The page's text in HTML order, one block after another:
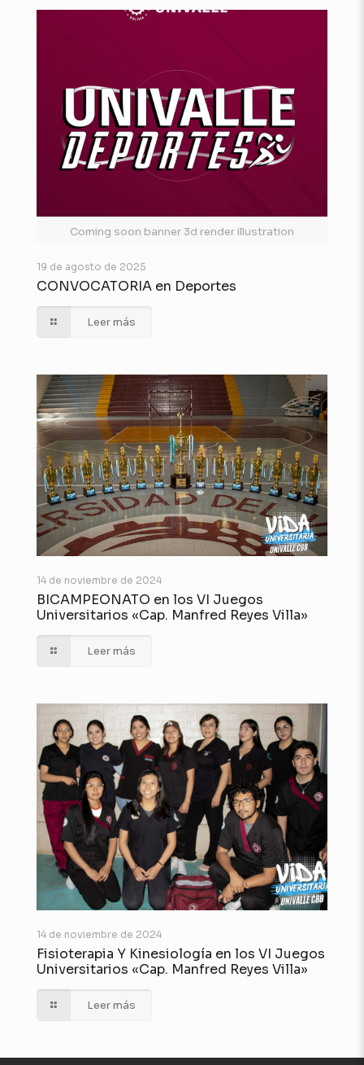
Coming soon banner 3d render illustration
19 de agosto de 2025
CONVOCATORIA en Deportes
Leer más
14 de noviembre de 2024
BICAMPEONATO en los VI Juegos
Universitarios «Cap. Manfred Reyes Villa»
Leer más
14 de noviembre de 2024
Fisioterapia Y Kinesiología en los VI Juegos
Universitarios «Cap. Manfred Reyes Villa»
Leer más